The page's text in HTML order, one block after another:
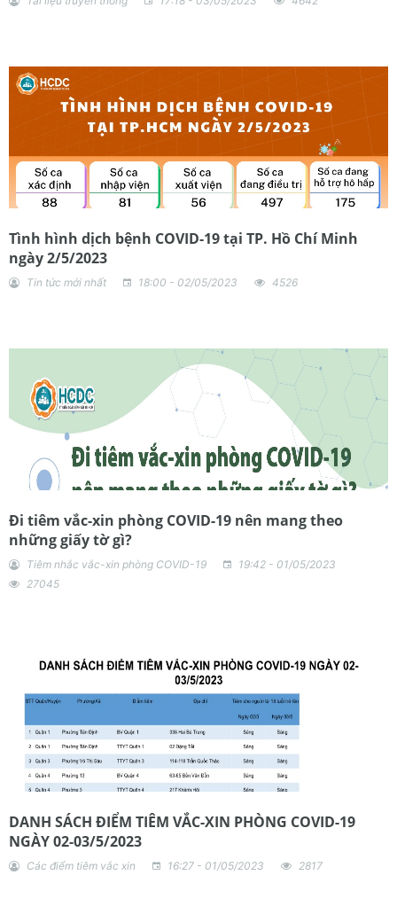
Tình hình dịch bệnh COVID-19 tại TP. Hồ Chí Minh
ngày 2/5/2023
Tin tức mới nhất 18:00 - 02/05/2023 4526
Đi tiêm vắc-xin phòng COVID-19 nên mang theo
những giấy tờ gì?
Tiêm nhắc vắc-xin phòng COVID-19
19:42 - 01/05/2023
27045
DANH SÁCH ĐIỂM TIÊM VẮC-XIN PHÒNG COVID-19
NGÀY 02-03/5/2023
Các điểm tiêm vắc xin 16:27 - 01/05/2023 2817